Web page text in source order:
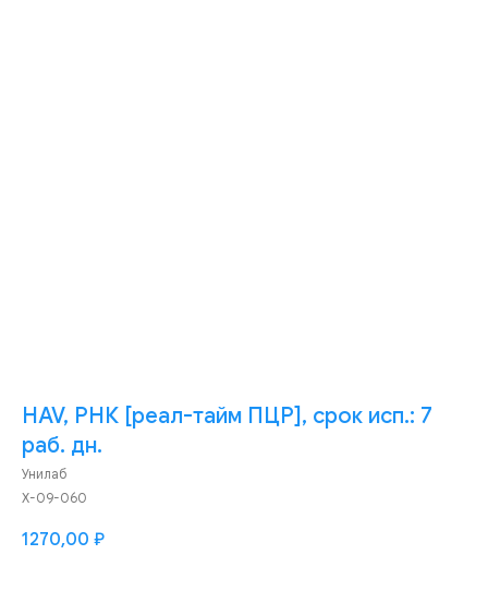
HAV, РНК [реал-тайм ПЦР], срок исп.: 7
раб. дн.
Унилаб
Х-09-060
1270,00 ₽